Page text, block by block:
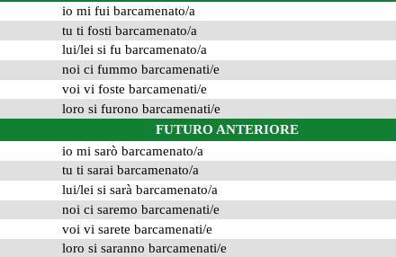
io mi fui barcamenato/a
tu ti fosti barcamenato/a
lui/lei si fu barcamenato/a
noi ci fummo barcamenati/e
voi vi foste barcamenati/e
loro si furono barcamenati/e
FUTURO ANTERIORE
io mi sarò barcamenato/a
tu ti sarai barcamenato/a
lui/lei si sarà barcamenato/a
noi ci saremo barcamenati/e
voi vi sarete barcamenati/e
loro si saranno barcamenati/e